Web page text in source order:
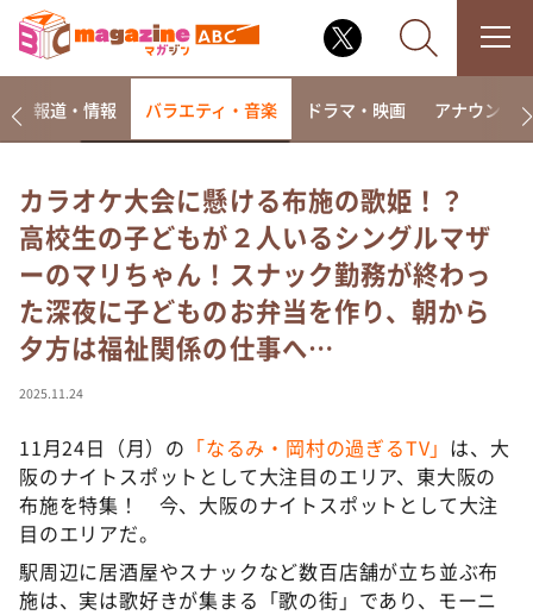
なるみ・岡村の過ぎるTV
相席食堂
これ余談なんですけど・・・
～人生密着トークバラエティ！～ やすとものいたっ
て真剣です
news おかえり
河合＆A.B.C-Z塚田×福井アナ「なんでやねん！？」
（news おかえり）
DAIGOも台所 ～きょうの献立 何にする？～
本日はダイアンなり！シーズン２
報道・情報 バラエティ・音楽 ドラマ・映画 アナウンサー
カラオケ大会に懸ける布施の歌姫！？
高校生の子どもが２人いるシングルマザ
ーのマリちゃん！スナック勤務が終わっ
た深夜に子どものお弁当を作り、朝から
夕方は福祉関係の仕事へ…
2025.11.24
11月24日（月）の 「なるみ・岡村の過ぎるTV」 は、大
阪のナイトスポットとして大注目のエリア、東大阪の
布施を特集！ 今、大阪のナイトスポットとして大注
目のエリアだ。
駅周辺に居酒屋やスナックなど数百店舗が立ち並ぶ布
施は、実は歌好きが集まる「歌の街」であり、モーニ